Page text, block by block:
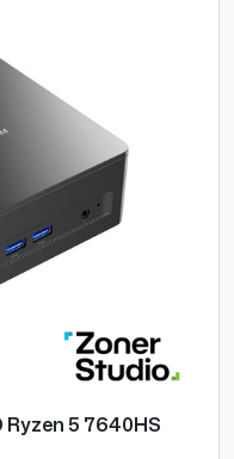
5 7640HS